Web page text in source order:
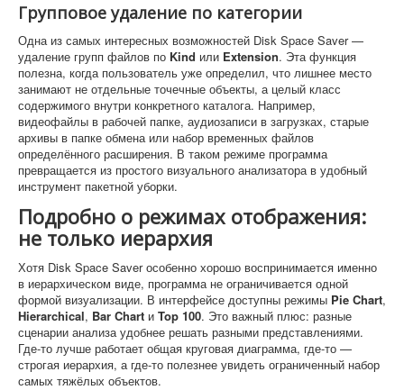
Групповое удаление по категории
Одна из самых интересных возможностей Disk Space Saver —
удаление групп файлов по Kind или Extension. Эта функция
полезна, когда пользователь уже определил, что лишнее место
занимают не отдельные точечные объекты, а целый класс
содержимого внутри конкретного каталога. Например,
видеофайлы в рабочей папке, аудиозаписи в загрузках, старые
архивы в папке обмена или набор временных файлов
определённого расширения. В таком режиме программа
превращается из простого визуального анализатора в удобный
инструмент пакетной уборки.
Подробно о режимах отображения:
не только иерархия
Хотя Disk Space Saver особенно хорошо воспринимается именно
в иерархическом виде, программа не ограничивается одной
формой визуализации. В интерфейсе доступны режимы Pie Chart,
Hierarchical, Bar Chart и Top 100. Это важный плюс: разные
сценарии анализа удобнее решать разными представлениями.
Где-то лучше работает общая круговая диаграмма, где-то —
строгая иерархия, а где-то полезнее увидеть ограниченный набор
самых тяжёлых объектов.